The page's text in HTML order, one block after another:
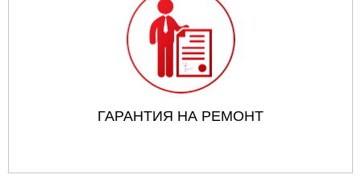
ГАРАНТИЯ НА РЕМОНТ